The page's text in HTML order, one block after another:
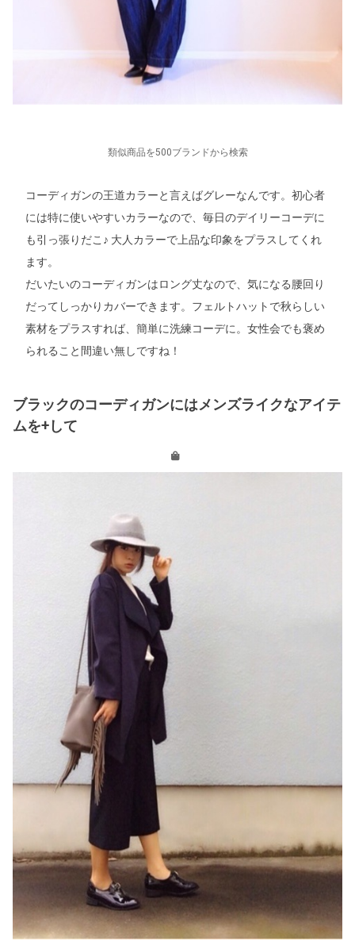
類似商品を500ブランドから検索
コーディガンの王道カラーと言えばグレーなんです。初心者
には特に使いやすいカラーなので、毎日のデイリーコーデに
も引っ張りだこ♪ 大人カラーで上品な印象をプラスしてくれ
ます。
だいたいのコーディガンはロング丈なので、気になる腰回り
だってしっかりカバーできます。フェルトハットで秋らしい
素材をプラスすれば、簡単に洗練コーデに。女性会でも褒め
られること間違い無しですね！
ブラックのコーディガンにはメンズライクなアイテ
ムを+して